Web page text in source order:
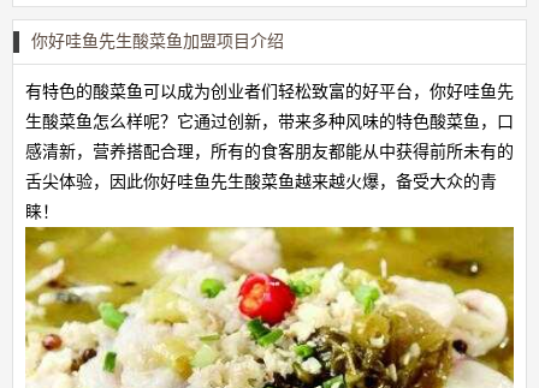
你好哇鱼先生酸菜鱼加盟项目介绍
有特色的酸菜鱼可以成为创业者们轻松致富的好平台，你好哇鱼先
生酸菜鱼怎么样呢？它通过创新，带来多种风味的特色酸菜鱼，口
感清新，营养搭配合理，所有的食客朋友都能从中获得前所未有的
舌尖体验，因此你好哇鱼先生酸菜鱼越来越火爆，备受大众的青
睐！